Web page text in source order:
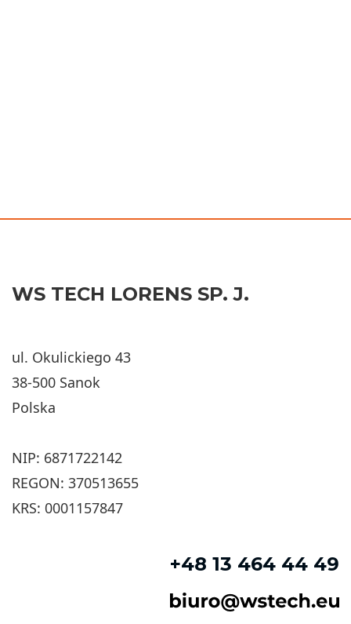
WS TECH LORENS SP. J.
ul. Okulickiego 43
38-500 Sanok
Polska
NIP: 6871722142
REGON: 370513655
KRS: 0001157847
+48 13 464 44 49